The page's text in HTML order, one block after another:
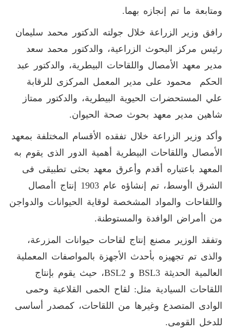
ومتابعة ما تم إنجازه بهما.
رافق وزير الزراعة خلال جولته الدكتور محمد سليمان
رئيس مركز البحوث الزراعية، والدكتور محمد سعد
مدير معهد الأمصال واللقاحات البيطرية، والدكتور عبد
الحكم محمود على مدير المعمل المركزى للرقابة
علي المستحضرات الحيوية البيطرية، والدكتور ممتاز
شاهين مدير معهد بحوث صحة الحيوان.
وأكد وزير الزراعة خلال تفقده الأقسام المختلفة بمعهد
الأمصال واللقاحات البيطرية أهمية الدور الذى يقوم به
المعهد باعتباره أقدم وأعرق معهد بحثى تطبيقى فى
الشرق اأوسط، تم إنشاؤه عام 1903 إنتاج اأمصال
واللقاحات والمواد المشخصة لوقاية الحيوانات والدواجن
من اأمراض الوافدة والمستوطنة.
وتفقد الوزير مصنع إنتاج لقاحات حيوانات المزرعة،
والذى تم تجهيزه بأحدث الأجهزة بالمواصفات المعملية
العالمية الحديثة BSL3 و BSL2، حيث يقوم بإنتاج
اللقاحات السيادية مثل: لقاح الحمى القلاعية وحمى
الوادى المتصدع وغيرها من اللقاحات، كمصدر أساسى
للدخل القومى.